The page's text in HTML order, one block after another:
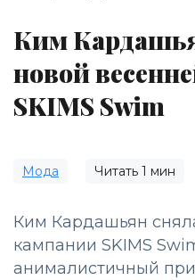
Ким
новой
SKIMS Swim
Мода Читать 1 мин
Ким Кардашьян
кампании SKIMS
анималистичный